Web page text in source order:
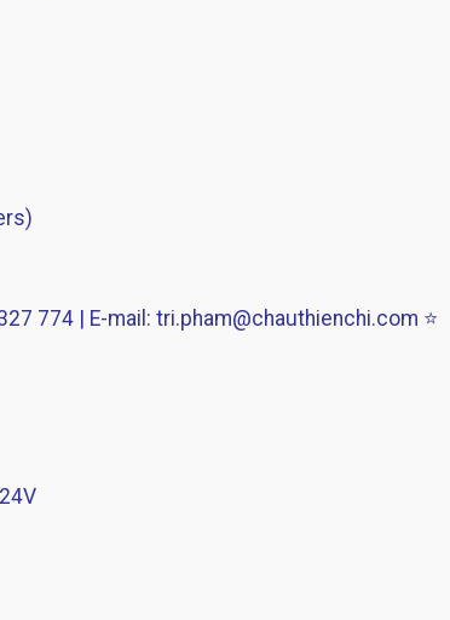
774 | E-mail: tri.pham@chauthienchi.com ⭐